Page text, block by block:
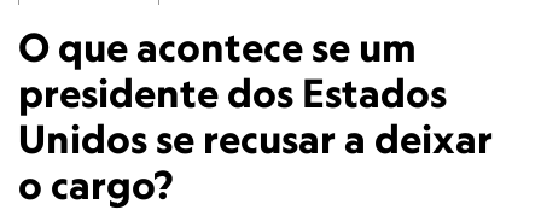
O que acontece se um
presidente dos Estados
Unidos se recusar a deixar
o cargo?